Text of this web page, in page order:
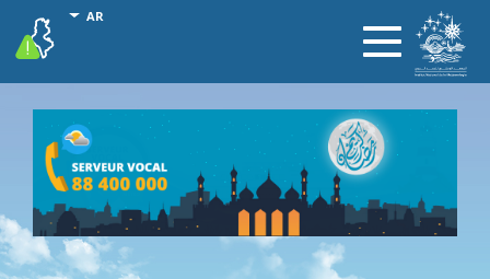
تجاوز
المحتوى
Toggle
navigation
AR
actions
vigilance